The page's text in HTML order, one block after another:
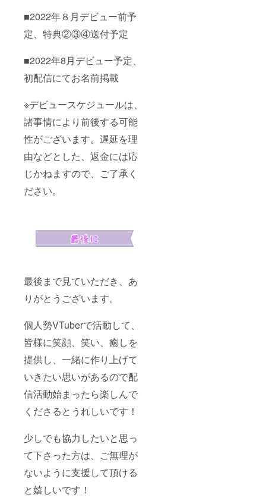
■2022年８月デビュー前予
定、特典②③④送付予定
■2022年8月デビュー予定、
初配信にてお名前掲載
※デビュースケジュールは、
諸事情により前後する可能
性がございます。遅延を理
由などとした、返金には応
じかねますので、ご了承く
ださい。
最後まで見ていただき、あ
りがとうございます。
個人勢VTuberで活動して、
皆様に笑顔、笑い、癒しを
提供し、一緒に作り上げて
いきたい思いがあるので配
信活動始まったら楽しんで
くださるとうれしいです！
少しでも協力したいと思っ
て下さった方は、ご無理が
ないように支援して頂ける
と嬉しいです！